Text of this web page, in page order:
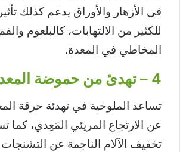
في الأزهار والأوراق يدعم كذلك
للكثير من الالتهابات، كالبلعوم
المخاطي في المعدة.
4 – تهدئ من حموضة المعدة
تساعد الملوخية في تهدئة حرقة
عن الارتجاع المريئي المَعِدي، كما
تخفيف الآلام الناجمة عن